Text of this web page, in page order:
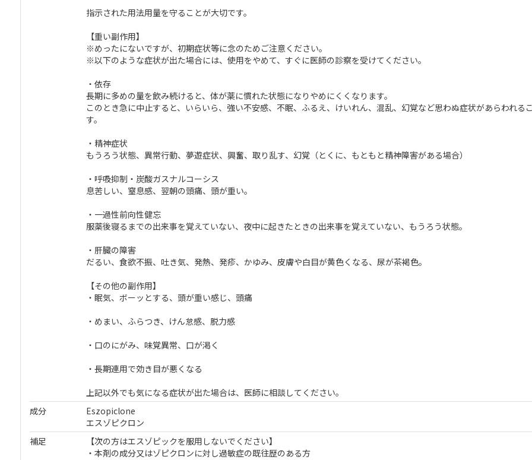
指示された用法用量を守ることが大切です。
【重い副作用】
※めったにないですが、初期症状等に念のためご注意ください。
※以下のような症状が出た場合には、使用をやめて、すぐに医師の診察を受けてください。
・依存
長期に多めの量を飲み続けると、体が薬に慣れた状態になりやめにくくなります。
このとき急に中止すると、いらいら、強い不安感、不眠、ふるえ、けいれん、混乱、幻覚など思わぬ症状があらわれる
す。
・精神症状
もうろう状態、異常行動、夢遊症状、興奮、取り乱す、幻覚（とくに、もともと精神障害がある場合）
・呼吸抑制・炭酸ガスナルコーシス
息苦しい、窒息感、翌朝の頭痛、頭が重い。
・一過性前向性健忘
服薬後寝るまでの出来事を覚えていない、夜中に起きたときの出来事を覚えていない、もうろう状態。
・肝臓の障害
だるい、食欲不振、吐き気、発熱、発疹、かゆみ、皮膚や白目が黄色くなる、尿が茶褐色。
【その他の副作用】
・眠気、ボーッとする、頭が重い感じ、頭痛
・めまい、ふらつき、けん怠感、脱力感
・口のにがみ、味覚異常、口が渇く
・長期連用で効き目が悪くなる
上記以外でも気になる症状が出た場合は、医師に相談してください。
成分
Eszopiclone
エスゾピクロン
補足
【次の方はエスゾピックを服用しないでください】
・本剤の成分又はゾピクロンに対し過敏症の既往歴のある方